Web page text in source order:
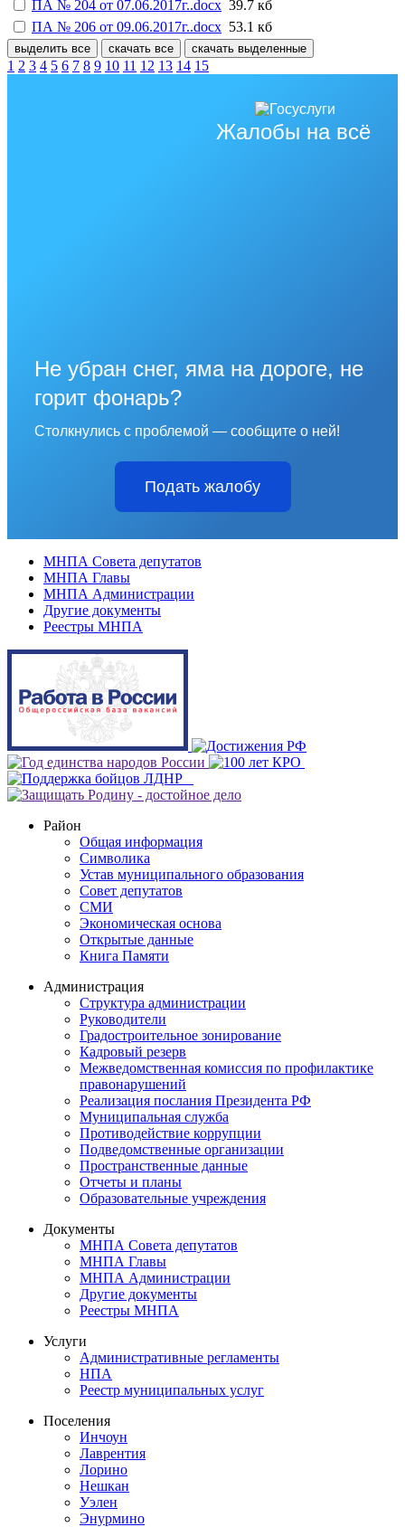
ПА № 204 от 07.06.2017г..docx 39.7 кб
ПА № 206 от 09.06.2017г..docx 53.1 кб
выделить все скачать все скачать выделенные
1 2 3 4 5 6 7 8 9 10 11 12 13 14 15
Жалобы на всё
Не убран снег, яма на дороге, не
горит фонарь?
Столкнулись с проблемой — сообщите о ней!
Подать жалобу
МНПА Совета депутатов
МНПА Главы
МНПА Администрации
Другие документы
Реестры МНПА
Район
Общая информация
Символика
Устав муниципального образования
Совет депутатов
СМИ
Экономическая основа
Открытые данные
Книга Памяти
Администрация
Структура администрации
Руководители
Градостроительное зонирование
Кадровый резерв
Межведомственная комиссия по профилактике
правонарушений
Реализация послания Президента РФ
Муниципальная служба
Противодействие коррупции
Подведомственные организации
Пространственные данные
Отчеты и планы
Образовательные учреждения
Документы
МНПА Совета депутатов
МНПА Главы
МНПА Администрации
Другие документы
Реестры МНПА
Услуги
Административные регламенты
НПА
Реестр муниципальных услуг
Поселения
Инчоун
Лаврентия
Лорино
Нешкан
Уэлен
Энурмино